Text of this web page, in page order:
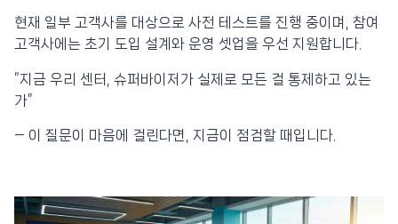
현재 일부 고객사를 대상으로 사전 테스트를 진행 중이며, 참여
고객사에는 초기 도입 설계와 운영 셋업을 우선 지원합니다.
“지금 우리 센터, 슈퍼바이저가 실제로 모든 걸 통제하고 있는
가”
— 이 질문이 마음에 걸린다면, 지금이 점검할 때입니다.